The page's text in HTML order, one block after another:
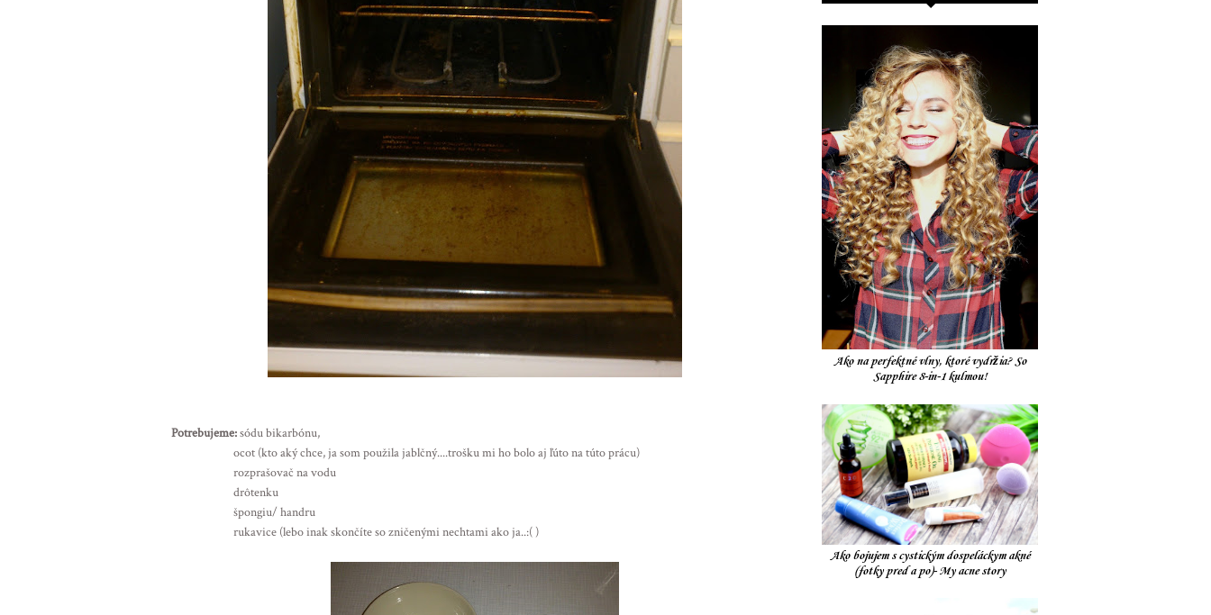
Potrebujeme:sódu bikarbónu,
ocot (kto aký chce, ja som použila jablčný....trošku mi ho bolo aj ľúto na túto prácu)
rozprašovač na vodu
drôtenku
špongiu/ handru
rukavice (lebo inak skončíte so zničenými nechtami ako ja..:( )
Ako na perfektné vlny, ktoré vydržia? So
Sapphire 8-in-1 kulmou!
Ako bojujem s cystickým dospeláckym akné
(fotky pred a po)- My acne story